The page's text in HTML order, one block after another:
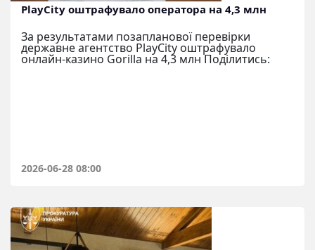
PlayCity оштрафувало оператора на 4,3 млн
За результатами позапланової перевірки
державне агентство PlayCity оштрафувало
онлайн-казино Gorilla на 4,3 млн Поділитись:
2026-06-28 08:00